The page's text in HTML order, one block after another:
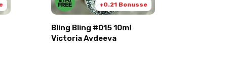
+0.21 Bonusse
Bling Bling #015 10ml
Victoria Avdeeva